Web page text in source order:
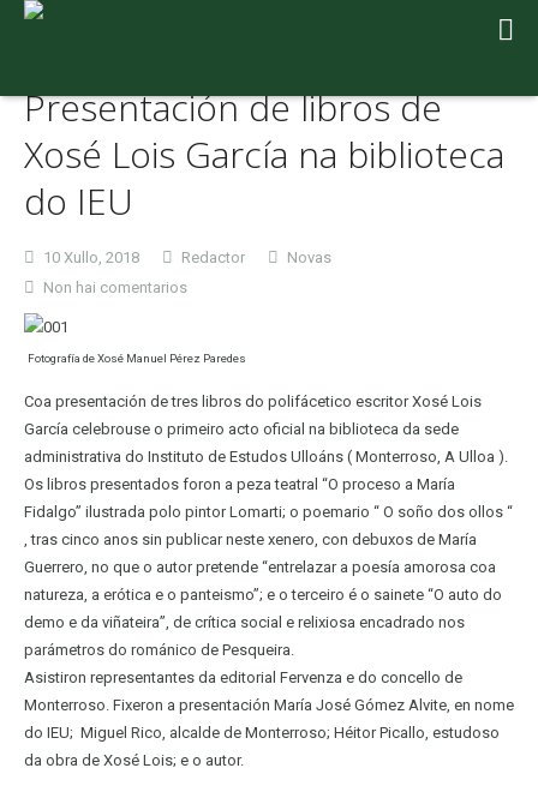
Presentación de libros de
Xosé Lois García na biblioteca
do IEU
10 Xullo, 2018 Redactor
Novas
Non hai comentariosen
de
Xosé
Lois
García
na
biblioteca
do
IEU
Fotografía de Xosé Manuel Pérez Paredes
Coa presentación de tres libros do polifácetico escritor Xosé Lois
García celebrouse o primeiro acto oficial na biblioteca da sede
administrativa do Instituto de Estudos Ulloáns ( Monterroso, A Ulloa ).
Os libros presentados foron a peza teatral “O proceso a María
Fidalgo” ilustrada polo pintor Lomarti; o poemario “ O soño dos ollos “
, tras cinco anos sin publicar neste xenero, con debuxos de María
Guerrero, no que o autor pretende “entrelazar a poesía amorosa coa
natureza, a erótica e o panteismo”; e o terceiro é o sainete “O auto do
demo e da viñateira”, de crítica social e relixiosa encadrado nos
parámetros do románico de Pesqueira.
Asistiron representantes da editorial Fervenza e do concello de
Monterroso. Fixeron a presentación María José Gómez Alvite, en nome
do IEU; Miguel Rico, alcalde de Monterroso; Héitor Picallo, estudoso
da obra de Xosé Lois; e o autor.